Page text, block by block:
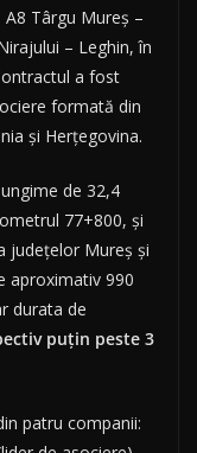
Târgu Mureș –
– Leghin, în
a fost
formată din
și Herțegovina.
de 32,4
77+800, și
județelor Mureș și
aproximativ 990
durata de
puțin peste 3
patru companii: